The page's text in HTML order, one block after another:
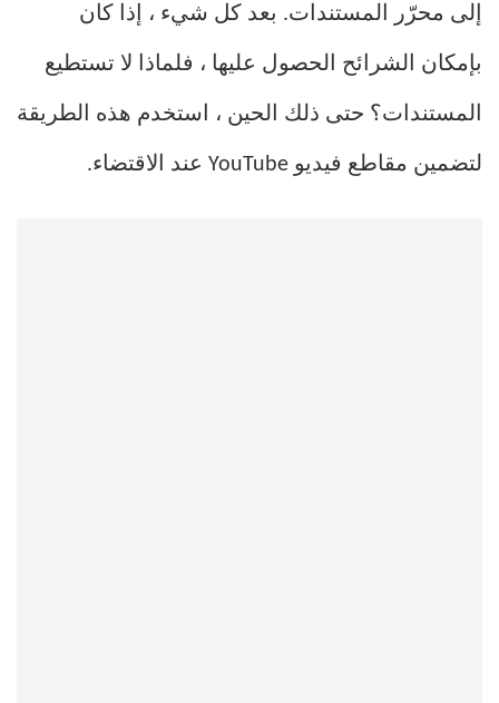
إلى محرّر المستندات. بعد كل شيء ، إذا كان
بإمكان الشرائح الحصول عليها ، فلماذا لا تستطيع
المستندات؟ حتى ذلك الحين ، استخدم هذه الطريقة
لتضمين مقاطع فيديو YouTube عند الاقتضاء.